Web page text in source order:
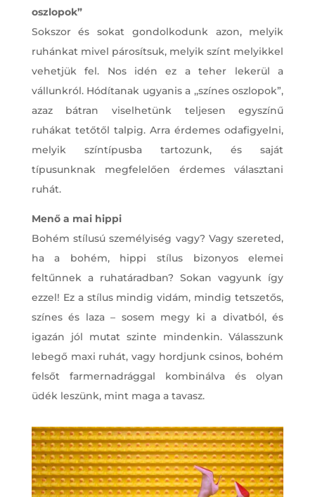
oszlopok”
Sokszor és sokat gondolkodunk azon, melyik
ruhánkat mivel párosítsuk, melyik színt melyikkel
vehetjük fel. Nos idén ez a teher lekerül a
vállunkról. Hódítanak ugyanis a ,,színes oszlopok”,
azaz bátran viselhetünk teljesen egyszínű
ruhákat tetőtől talpig. Arra érdemes odafigyelni,
melyik színtípusba tartozunk, és saját
típusunknak megfelelően érdemes választani
ruhát.
Menő a mai hippi
Bohém stílusú személyiség vagy? Vagy szereted,
ha a bohém, hippi stílus bizonyos elemei
feltűnnek a ruhatáradban? Sokan vagyunk így
ezzel! Ez a stílus mindig vidám, mindig tetszetős,
színes és laza – sosem megy ki a divatból, és
igazán jól mutat szinte mindenkin. Válasszunk
lebegő maxi ruhát, vagy hordjunk csinos, bohém
felsőt farmernadrággal kombinálva és olyan
üdék leszünk, mint maga a tavasz.